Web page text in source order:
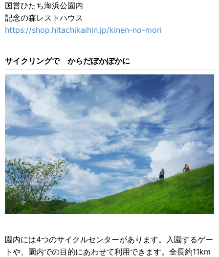
国営ひたち海浜公園内
記念の森レストハウス
https://shop.hitachikaihin.jp/kinen-no-mori
サイクリングで からだぽかぽかに
園内には4つのサイクルセンターがあります。入園するゲー
トや、園内での目的にあわせて利用できます。全長約11km